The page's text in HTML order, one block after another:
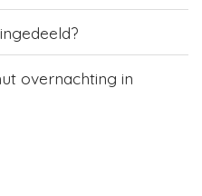
overnachting in